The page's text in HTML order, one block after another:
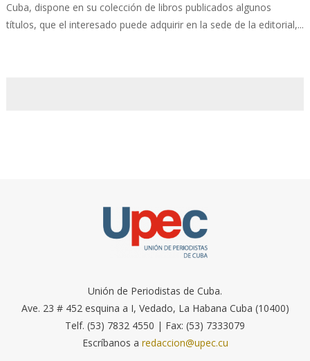
Cuba, dispone en su colección de libros publicados algunos
títulos, que el interesado puede adquirir en la sede de la editorial,...
Unión de Periodistas de Cuba.
Ave. 23 # 452 esquina a I, Vedado, La Habana Cuba (10400)
Telf. (53) 7832 4550 | Fax: (53) 7333079
Escríbanos a redaccion@upec.cu